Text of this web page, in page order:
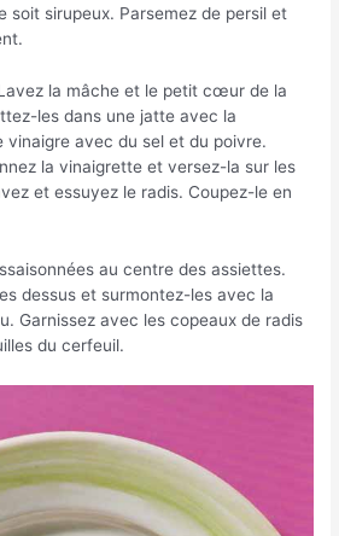
soit sirupeux. Parsemez de persil et
la mâche et le petit cœur de la
les dans une jatte avec la
vinaigre avec du sel et du poivre.
la vinaigrette et versez-la sur les
et essuyez le radis. Coupez-le en
au centre des assiettes.
dessus et surmontez-les avec la
Garnissez avec les copeaux de radis
du cerfeuil.